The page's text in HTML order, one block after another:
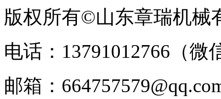
版权所有©山东章瑞机械
电话：13791012766（
邮箱：